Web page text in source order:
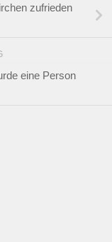
zufrieden
eine Person